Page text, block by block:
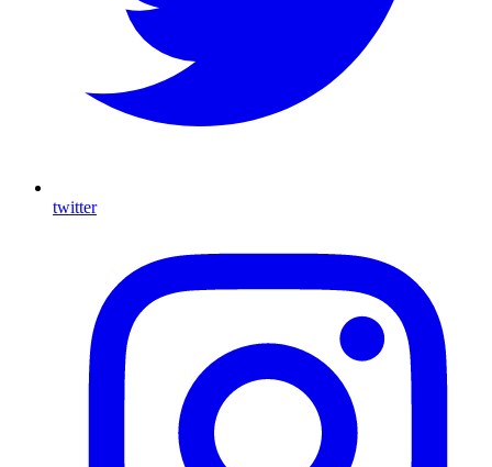
twitter